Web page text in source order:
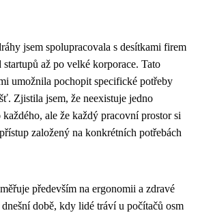
jsem spolupracovala s desítkami firem
až po velké korporace. Tato
umožnila pochopit specifické potřeby
Zjistila jsem, že neexistuje jedno
ale že každý pracovní prostor si
založený na konkrétních potřebách
především na ergonomii a zdravé
době, kdy lidé tráví u počítačů osm